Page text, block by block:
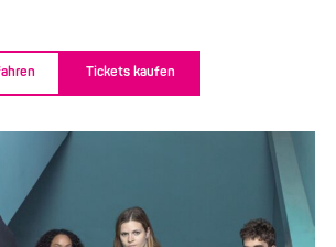
Tickets kaufen